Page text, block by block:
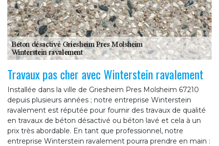
Travaux pas cher avec Winterstein ravalement
Installée dans la ville de Griesheim Pres Molsheim 67210
depuis plusieurs années ; notre entreprise Winterstein
ravalement est réputée pour fournir des travaux de qualité
en travaux de béton désactivé ou béton lavé et cela à un
prix très abordable. En tant que professionnel, notre
entreprise Winterstein ravalement pourra prendre en main :